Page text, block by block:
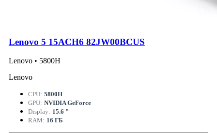
Lenovo 5 15ACH6 82JW00BCUS
Lenovo • 5800H
Lenovo
CPU: 5800H
GPU: NVIDIA GeForce
Display: 15.6 "
RAM: 16 ГБ